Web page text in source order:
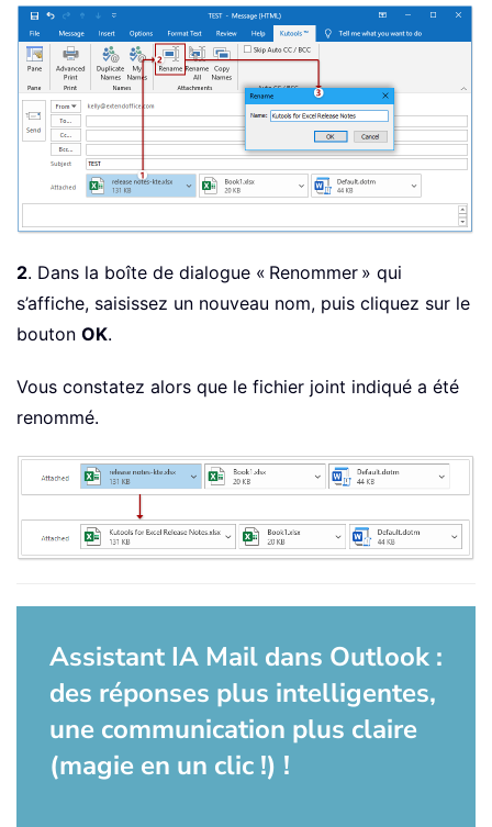
2. Dans la boîte de dialogue « Renommer » qui
s’affiche, saisissez un nouveau nom, puis cliquez sur le
bouton OK.
Vous constatez alors que le fichier joint indiqué a été
renommé.
Assistant IA Mail dans Outlook :
des réponses plus intelligentes,
une communication plus claire
(magie en un clic !) !